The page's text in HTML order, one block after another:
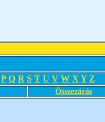
P Q R S T U V W X Y Z
Összezárás